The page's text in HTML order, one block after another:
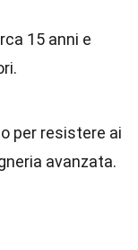
15 anni e
per resistere ai
avanzata.